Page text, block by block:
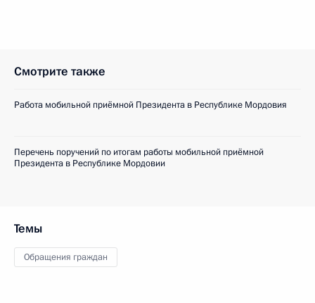
Смотрите также
Работа мобильной приёмной Президента в Республике Мордовия
Перечень поручений по итогам работы мобильной приёмной
Президента в Республике Мордовии
Темы
Обращения граждан